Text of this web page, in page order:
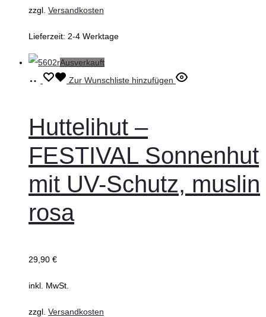
der
werden
zzgl. Versandkosten
Lieferzeit: 2-4 Werktage
Ausverkauft
Ausführung
Dieses
mehrere
Varianten
auf.
können
der
werden
Zur Wunschliste hinzufügen
Huttelihut –
FESTIVAL Sonnenhut
mit UV-Schutz, muslin
rosa
29,90 €
inkl. MwSt.
zzgl. Versandkosten